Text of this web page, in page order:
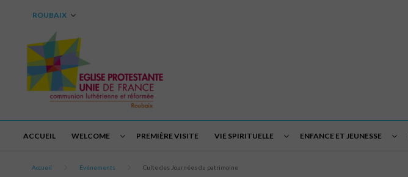
ROUBAIX
ACCUEIL WELCOME PREMIÈRE VISITE VIE SPIRITUELLE ENFANCE ET JEUNESSE
Accueil Événements Culte des Journées du patrimoine